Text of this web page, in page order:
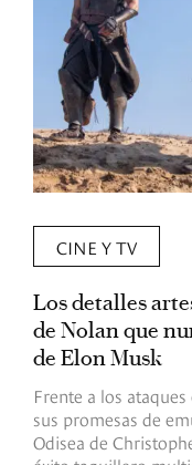
CINE Y TV
Los detalles
de Nolan que
de Elon Musk
Frente a los
sus promesas de
Odisea de